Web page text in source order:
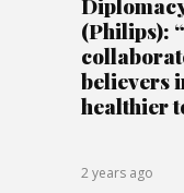
(Philips):
believers
healthier
2 years ago